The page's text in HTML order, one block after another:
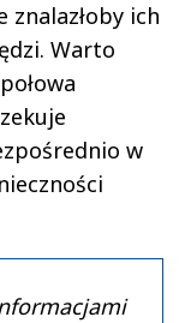
ich
Warto
w